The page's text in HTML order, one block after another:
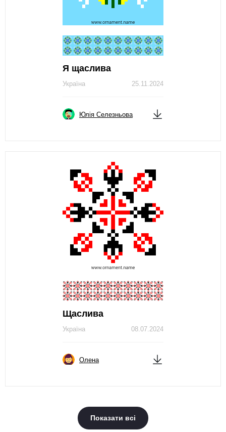
Я щаслива
25.11.2024
Україна
Юлія Селезньова
Щаслива
08.07.2024
Україна
Олена
Показати всі